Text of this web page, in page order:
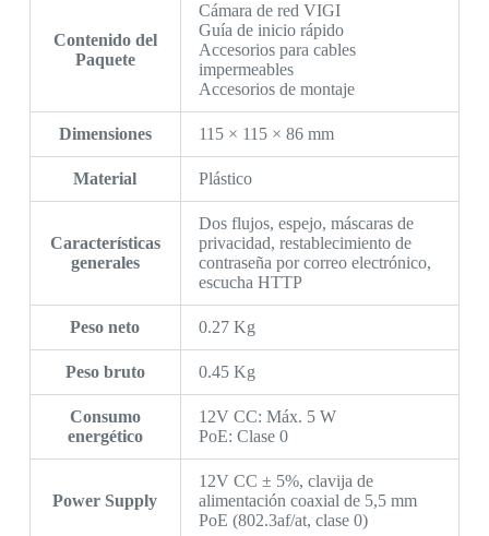
Contenido del
Paquete
Cámara de red VIGI
Guía de inicio rápido
Accesorios para cables
impermeables
Accesorios de montaje
Dimensiones 115 × 115 × 86 mm
Material Plástico
Características
generales
Dos flujos, espejo, máscaras de
privacidad, restablecimiento de
contraseña por correo electrónico,
escucha HTTP
Peso neto 0.27 Kg
Peso bruto 0.45 Kg
Consumo
energético
12V CC: Máx. 5 W
PoE: Clase 0
Power Supply
12V CC ± 5%, clavija de
alimentación coaxial de 5,5 mm
PoE (802.3af/at, clase 0)